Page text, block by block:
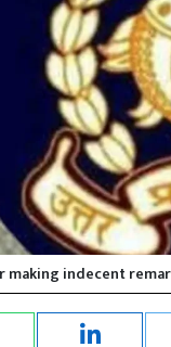
making indecent